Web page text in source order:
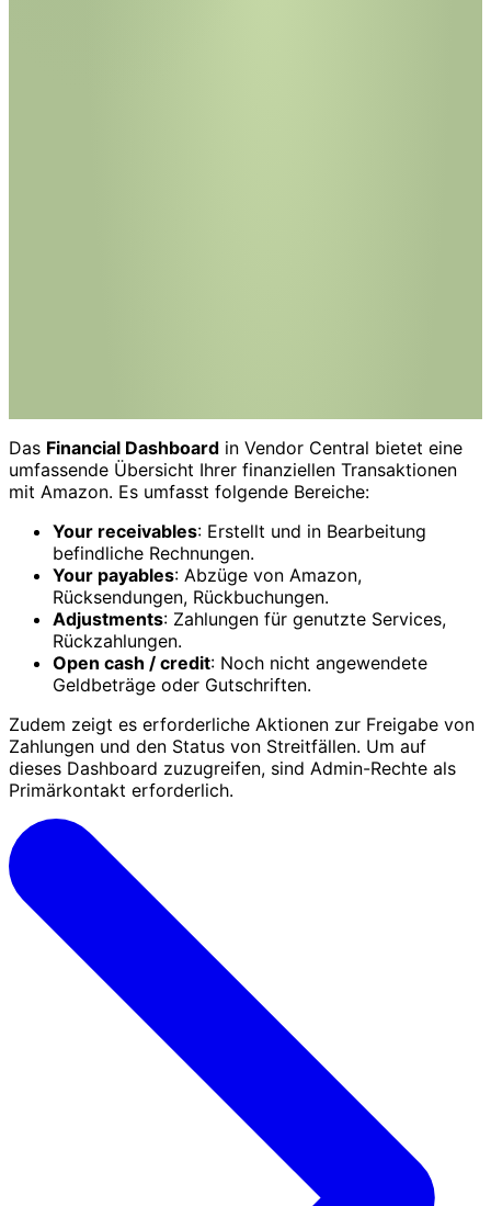
Das Financial Dashboard in Vendor Central bietet eine
umfassende Übersicht Ihrer finanziellen Transaktionen
mit Amazon. Es umfasst folgende Bereiche:
Your receivables: Erstellt und in Bearbeitung
befindliche Rechnungen.
Your payables: Abzüge von Amazon,
Rücksendungen, Rückbuchungen.
Adjustments: Zahlungen für genutzte Services,
Rückzahlungen.
Open cash / credit: Noch nicht angewendete
Geldbeträge oder Gutschriften.
Zudem zeigt es erforderliche Aktionen zur Freigabe von
Zahlungen und den Status von Streitfällen. Um auf
dieses Dashboard zuzugreifen, sind Admin-Rechte als
Primärkontakt erforderlich.